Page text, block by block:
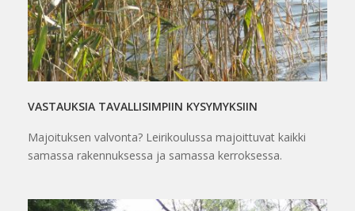
VASTAUKSIA TAVALLISIMPIIN KYSYMYKSIIN
Majoituksen valvonta? Leirikoulussa majoittuvat kaikki
samassa rakennuksessa ja samassa kerroksessa.